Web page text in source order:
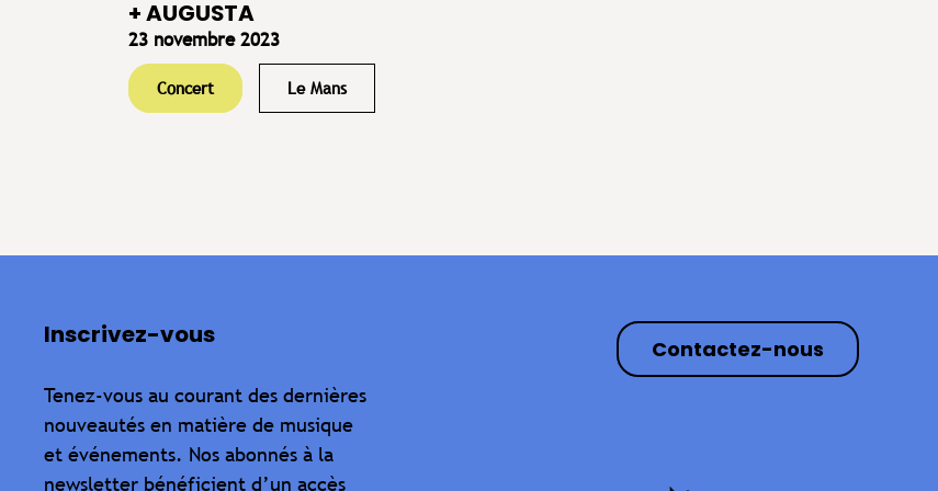
+ AUGUSTA
23 novembre 2023
Concert Le Mans
Inscrivez-vous
Tenez-vous au courant des dernières
nouveautés en matière de musique
et événements. Nos abonnés à la
newsletter bénéficient d’un accès
Contactez-nous